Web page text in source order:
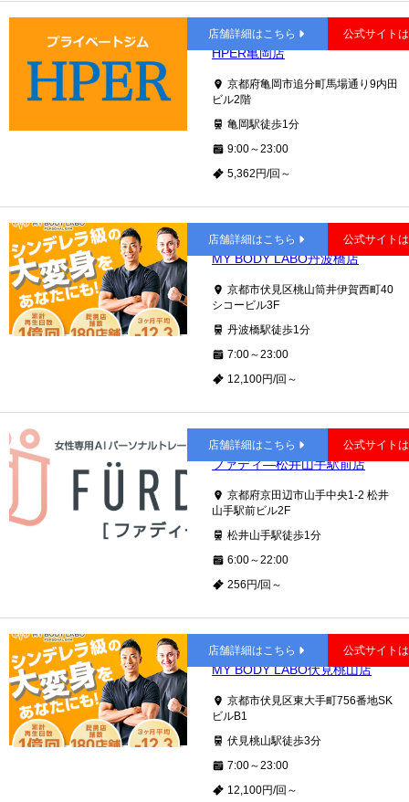
亀岡
HPER亀岡店
京都府亀岡市追分町馬場通り9内田
ビル2階
亀岡駅徒歩1分
9:00～23:00
5,362円/回～
店舗詳細はこちら 公式サイト
丹波橋
MY BODY LABO丹波橋店
京都市伏見区桃山筒井伊賀西町40
シコービル3F
丹波橋駅徒歩1分
7:00～23:00
12,100円/回～
店舗詳細はこちら 公式サイト
松井山手
ファディ―松井山手駅前店
京都府京田辺市山手中央1-2 松井
山手駅前ビル2F
松井山手駅徒歩1分
6:00～22:00
256円/回～
店舗詳細はこちら 公式サイト
伏見桃山
MY BODY LABO伏見桃山店
京都市伏見区東大手町756番地SK
ビルB1
伏見桃山駅徒歩3分
7:00～23:00
12,100円/回～
店舗詳細はこちら 公式サイト